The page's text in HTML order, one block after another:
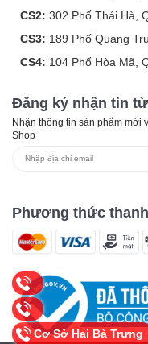
CS2: 302 Phố Thái Hà,
CS3: 189 Phố Quang
CS4: 104 Phố Hòa Mã,
Đăng ký nhận tin
Nhận thông tin sản phẩm mới
Shop
Phương thức
Cơ Sở Hai Bà Trưng